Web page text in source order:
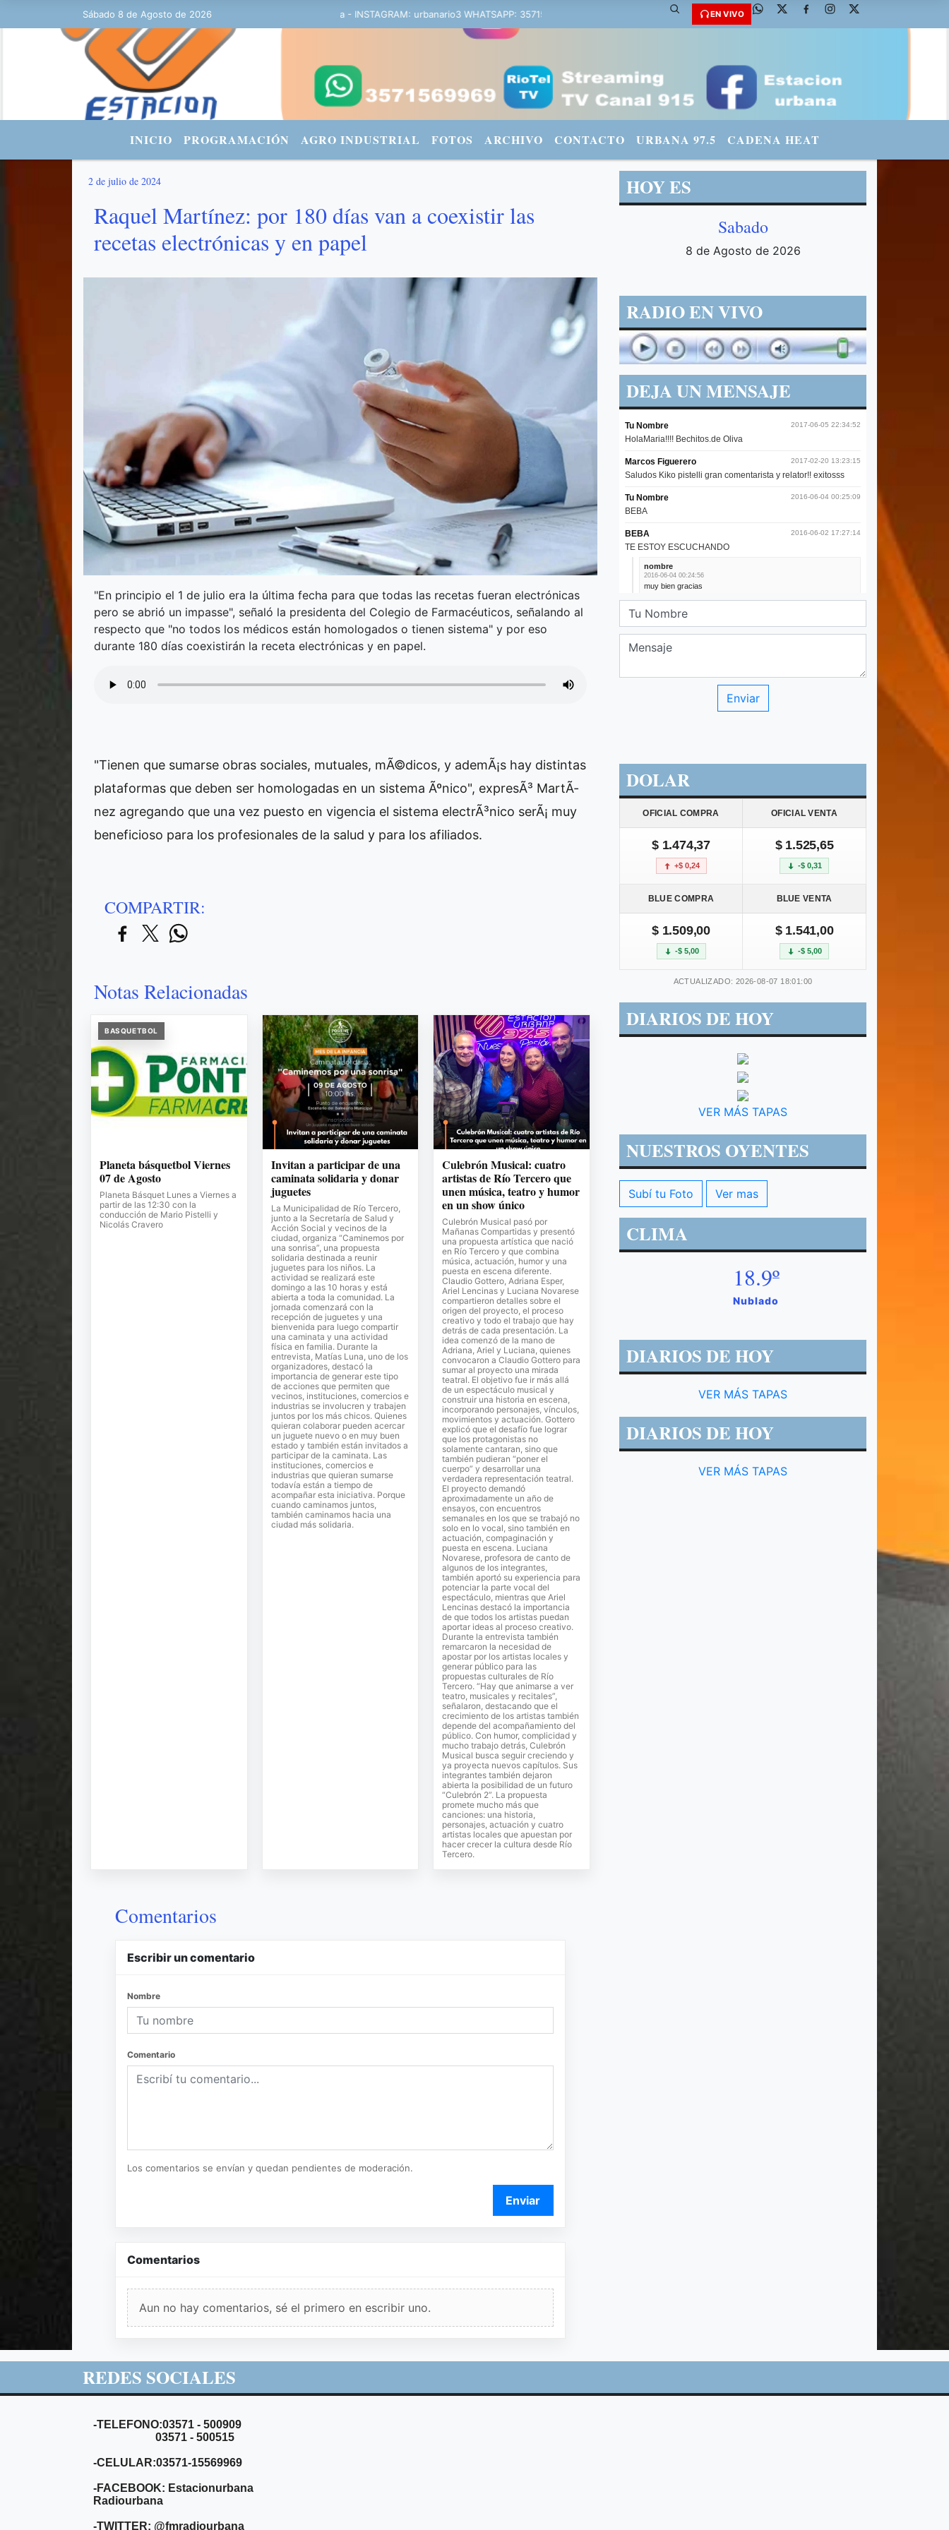
Sábado 8 de Agosto de 2026
Estacionurbana Radiourbana - TWITTER: @fmradiourbana - INSTAGRAM: urbanario3 WHATSAPP: 3571569969 EN VIVO
INICIO PROGRAMACIÓN AGRO INDUSTRIAL FOTOS ARCHIVO CONTACTO URBANA 97.5 CADENA HEAT
2 de julio de 2024
Raquel Martínez: por 180 días van a coexistir las
recetas electrónicas y en papel
"En principio el 1 de julio era la última fecha para que todas las recetas fueran electrónicas
pero se abrió un impasse", señaló la presidenta del Colegio de Farmacéuticos, señalando al
respecto que "no todos los médicos están homologados o tienen sistema" y por eso
durante 180 días coexistirán la receta electrónicas y en papel.
"Tienen que sumarse obras sociales, mutuales, mÃ©dicos, y ademÃ¡s hay distintas
plataformas que deben ser homologadas en un sistema Ãºnico", expresÃ³ MartÃ­
nez agregando que una vez puesto en vigencia el sistema electrÃ³nico serÃ¡ muy
beneficioso para los profesionales de la salud y para los afiliados.
COMPARTIR:
Notas Relacionadas
BASQUETBOL
Planeta básquetbol Viernes
07 de Agosto
Planeta Básquet Lunes a Viernes a
partir de las 12:30 con la
conducción de Mario Pistelli y
Nicolás Cravero
Invitan a participar de una
caminata solidaria y donar
juguetes
La Municipalidad de Río Tercero,
junto a la Secretaría de Salud y
Acción Social y vecinos de la
ciudad, organiza “Caminemos por
una sonrisa”, una propuesta
solidaria destinada a reunir
juguetes para los niños. La
actividad se realizará este
domingo a las 10 horas y está
abierta a toda la comunidad. La
jornada comenzará con la
recepción de juguetes y una
bienvenida para luego compartir
una caminata y una actividad
física en familia. Durante la
entrevista, Matías Luna, uno de los
organizadores, destacó la
importancia de generar este tipo
de acciones que permiten que
vecinos, instituciones, comercios e
industrias se involucren y trabajen
juntos por los más chicos. Quienes
quieran colaborar pueden acercar
un juguete nuevo o en muy buen
estado y también están invitados a
participar de la caminata. Las
instituciones, comercios e
industrias que quieran sumarse
todavía están a tiempo de
acompañar esta iniciativa. Porque
cuando caminamos juntos,
también caminamos hacia una
ciudad más solidaria.
Culebrón Musical: cuatro
artistas de Río Tercero que
unen música, teatro y humor
en un show único
Culebrón Musical pasó por
Mañanas Compartidas y presentó
una propuesta artística que nació
en Río Tercero y que combina
música, actuación, humor y una
puesta en escena diferente.
Claudio Gottero, Adriana Esper,
Ariel Lencinas y Luciana Novarese
compartieron detalles sobre el
origen del proyecto, el proceso
creativo y todo el trabajo que hay
detrás de cada presentación. La
idea comenzó de la mano de
Adriana, Ariel y Luciana, quienes
convocaron a Claudio Gottero para
sumar al proyecto una mirada
teatral. El objetivo fue ir más allá
de un espectáculo musical y
construir una historia en escena,
incorporando personajes, vínculos,
movimientos y actuación. Gottero
explicó que el desafío fue lograr
que los protagonistas no
solamente cantaran, sino que
también pudieran “poner el
cuerpo” y desarrollar una
verdadera representación teatral.
El proyecto demandó
aproximadamente un año de
ensayos, con encuentros
semanales en los que se trabajó no
solo en lo vocal, sino también en
actuación, compaginación y
puesta en escena. Luciana
Novarese, profesora de canto de
algunos de los integrantes,
también aportó su experiencia para
potenciar la parte vocal del
espectáculo, mientras que Ariel
Lencinas destacó la importancia
de que todos los artistas puedan
aportar ideas al proceso creativo.
Durante la entrevista también
remarcaron la necesidad de
apostar por los artistas locales y
generar público para las
propuestas culturales de Río
Tercero. “Hay que animarse a ver
teatro, musicales y recitales”,
señalaron, destacando que el
crecimiento de los artistas también
depende del acompañamiento del
público. Con humor, complicidad y
mucho trabajo detrás, Culebrón
Musical busca seguir creciendo y
ya proyecta nuevos capítulos. Sus
integrantes también dejaron
abierta la posibilidad de un futuro
“Culebrón 2”. La propuesta
promete mucho más que
canciones: una historia,
personajes, actuación y cuatro
artistas locales que apuestan por
hacer crecer la cultura desde Río
Tercero.
Comentarios
Escribir un comentario
Nombre
Comentario
Los comentarios se envían y quedan pendientes de moderación.
Enviar
Comentarios
Aun no hay comentarios, sé el primero en escribir uno.
HOY ES
Sabado
8 de Agosto de 2026
RADIO EN VIVO
DEJA UN MENSAJE
DOLAR
OFICIAL COMPRA OFICIAL VENTA
$ 1.474,37
+$ 0,24
$ 1.525,65
-$ 0,31
BLUE COMPRA BLUE VENTA
$ 1.509,00
-$ 5,00
$ 1.541,00
-$ 5,00
ACTUALIZADO: 2026-08-07 18:01:00
DIARIOS DE HOY
VER MÁS TAPAS
NUESTROS OYENTES
Subí tu Foto Ver mas
CLIMA
18.9º
Nublado
DIARIOS DE HOY
VER MÁS TAPAS
DIARIOS DE HOY
VER MÁS TAPAS
REDES SOCIALES
-TELEFONO:03571 - 500909
03571 - 500515
-CELULAR:03571-15569969
-FACEBOOK: Estacionurbana
Radiourbana
-TWITTER: @fmradiourbana